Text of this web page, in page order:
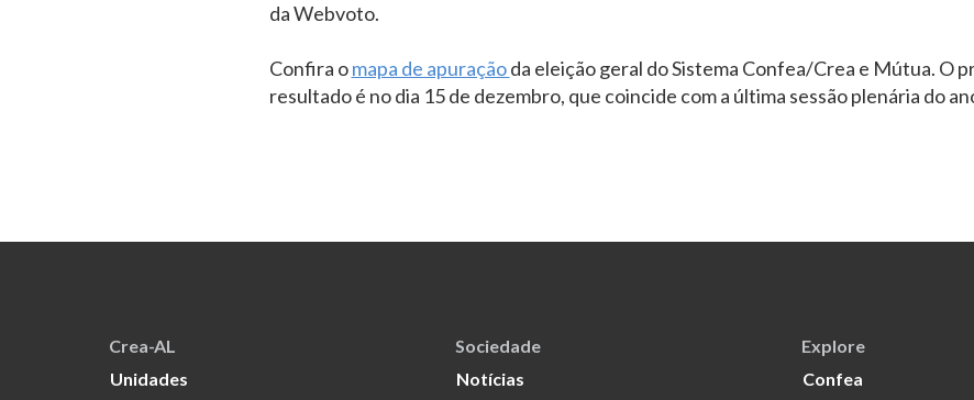
da Webvoto.
Confira omapa de apuraçãoda eleição geral do Sistema Confea/Crea e Mútua. O
resultado é no dia 15 de dezembro, que coincide com a última sessão plenária do
Crea-AL
Unidades
Sociedade
Notícias
Explore
Confea